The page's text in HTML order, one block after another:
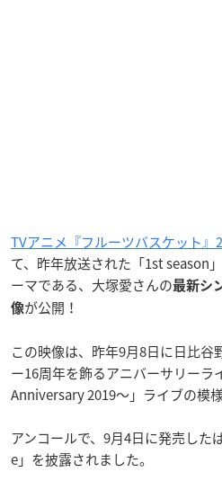
TVアニメ『フルーツバスケット』
て、昨年放送された「1st season
ーマである、大塚愛さんの最新シ
像が公開！
この映像は、昨年9月8日に日比谷
ー16周年を飾るアニバーサリーラ
Anniversary 2019～」ライブの模様
アンコールで、9月4日に発売した
e」を披露されました。